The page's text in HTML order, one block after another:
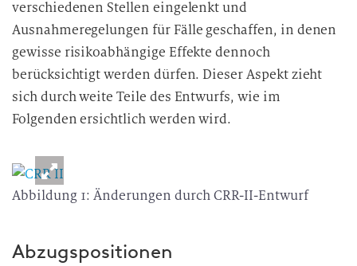
verschiedenen Stellen eingelenkt und
Ausnahmeregelungen für Fälle geschaffen, in denen
gewisse risikoabhängige Effekte dennoch
berücksichtigt werden dürfen. Dieser Aspekt zieht
sich durch weite Teile des Entwurfs, wie im
Folgenden ersichtlich werden wird.
Abbildung 1: Änderungen durch CRR-II-Entwurf
Abzugspositionen